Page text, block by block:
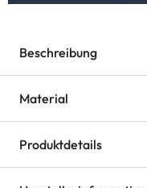
Beschreibung
Material
Produktdetails